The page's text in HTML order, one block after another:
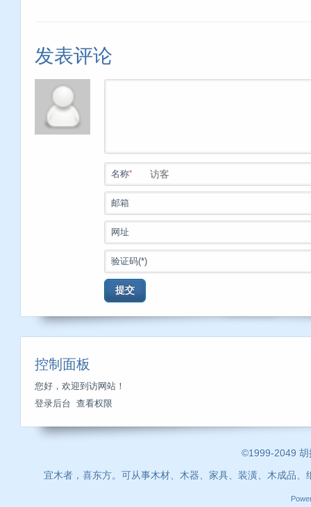
发表评论
名称*
邮箱
网址
验证码(*)
提交
控制面板
您好，欢迎到访网站！
登录后台
查看权限
©1999-2049 胡
宜木者，喜东方。可从事木材、木器、家具、装潢、木成品